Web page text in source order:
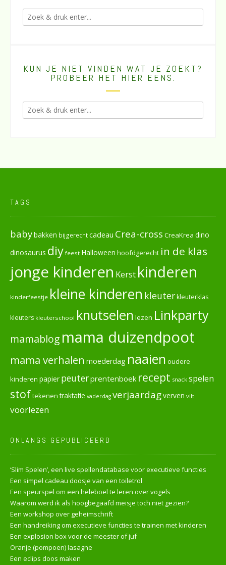
KUN JE NIET VINDEN WAT JE ZOEKT?
PROBEER HET HIER EENS.
TAGS
babybakken bijgerechtcadeau Crea-cross CreaKrea dino
dinosaurus diy feest Halloween hoofdgerecht in de klas
jonge kinderen Kerst kinderen
kinderfeestje kleine kinderen kleuterkleuterklas
kleuters kleuterschool knutselen lezen Linkparty
mamablog mama duizendpoot
mama verhalen moederdag naaien oudere
kinderen papier peuterprentenboek recept snack spelen
stoftekenen traktatie vaderdag verjaardagverven vilt
voorlezen
ONLANGS GEPUBLICEERD
‘Slim Spelen’, een live spellendatabase voor executieve functies
Een simpel cadeau doosje van een toiletrol
Een speurspel om een heleboel te leren over vogels
Waarom werd ik als hoogbegaafd meisje toch niet gezien?
Een workshop over geheimschrift
Een handreiking om executieve functies te trainen met kinderen
Een explosion box voor de meester of juf
Oranje (pompoen) lasagne
Een eclips doos maken